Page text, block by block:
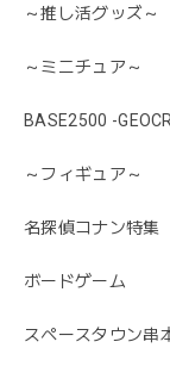
～推し活グッズ～
～ミニチュア～
BASE2500 -
～フィギュア～
名探偵コナン特集
ボードゲーム
スペースタウン串